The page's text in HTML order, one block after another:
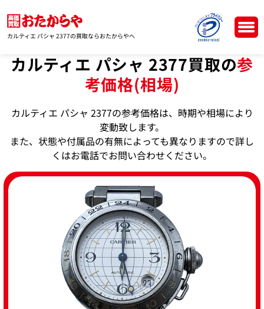
カルティエ パシャ 2377の買取ならおたからやへ
カルティエ パシャ 2377買取の参
考価格(相場)
カルティエ パシャ 2377の参考価格は、時期や相場により
変動致します。
また、状態や付属品の有無によっても異なりますので詳し
くはお電話でお問い合わせください。